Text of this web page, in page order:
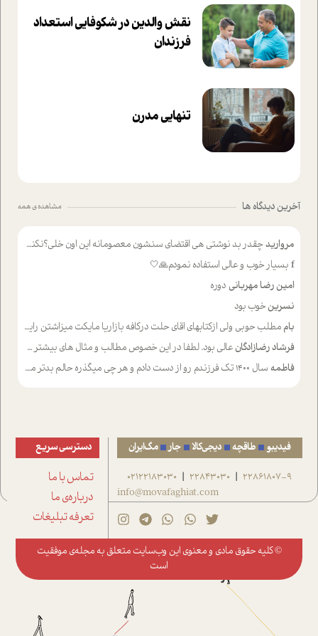
نقش والدین در شکوفا‌یی ا‌ستعداد
فرزندان‌
تنهایی مدرن
آخرین دیدگاه ها مشاهده ی همه
مروارید چقدر بد نوشتی هی اقتضای سنشون معصومانه این اون خلی؟نکنه تا چهل سالگی پوشکت میکردن و شیر میخوردی که به اینا میگی کودک
f بسیار خوب و عالی استفاده نمودم🙏🤍
امین رضا مهربانی دوره
نسرینخوب بود
بام مطلب حوبی ولی ازکتابهای اقای حلت درکافه بازاریا مایکت میزاشتن رایگان خوب بود ولی هرکدام خلاصه شده ش تومجله از طریق سایت هم خوبه اینکه درزیر اخرصفحه گذاشته شده خب ادم خبره میره نصب میکنه میخونه ولی هرکسی گوشیش ظرفیتش نداره باتشکر
فرشاد رضازادگان عالی بود. لطفا در این خصوص مطالب و مثال های بیشتر ی ارایه دهید
فاطمه سال ۱۴۰۰ تک فرزندم رو از دست دادم و هر چی میگذره حالم بدتر میشه و دلتنگتر تنایی رو ترجیح دادم و معاشرت برام سخت شده
فیدیبو طاقچه دیجی‌کالا جار مگ‌ایران
22861807-9
|
22843030
|
02122183030
info@movafaghiat.com
دسترسی سریع
تماس با ما
درباره‌ی ما
تعرفه تبلیغات
© کلیه حقوق مادی و معنوی این وب‌سایت متعلق به مجله‌ی موفقیت
است